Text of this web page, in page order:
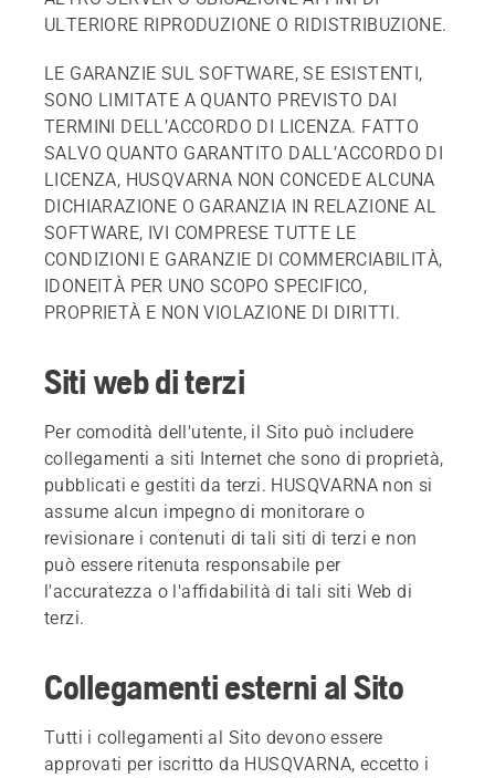
ULTERIORE RIPRODUZIONE O RIDISTRIBUZIONE.
LE GARANZIE SUL SOFTWARE, SE ESISTENTI,
SONO LIMITATE A QUANTO PREVISTO DAI
TERMINI DELL’ACCORDO DI LICENZA. FATTO
SALVO QUANTO GARANTITO DALL’ACCORDO DI
LICENZA, HUSQVARNA NON CONCEDE ALCUNA
DICHIARAZIONE O GARANZIA IN RELAZIONE AL
SOFTWARE, IVI COMPRESE TUTTE LE
CONDIZIONI E GARANZIE DI COMMERCIABILITÀ,
IDONEITÀ PER UNO SCOPO SPECIFICO,
PROPRIETÀ E NON VIOLAZIONE DI DIRITTI.
Siti web di terzi
Per comodità dell'utente, il Sito può includere
collegamenti a siti Internet che sono di proprietà,
pubblicati e gestiti da terzi. HUSQVARNA non si
assume alcun impegno di monitorare o
revisionare i contenuti di tali siti di terzi e non
può essere ritenuta responsabile per
l'accuratezza o l'affidabilità di tali siti Web di
terzi.
Collegamenti esterni al Sito
Tutti i collegamenti al Sito devono essere
approvati per iscritto da HUSQVARNA, eccetto i